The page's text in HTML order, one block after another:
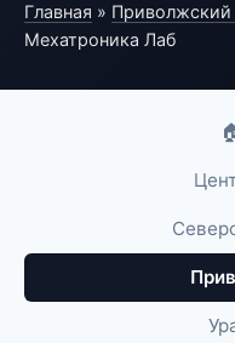
Главная » Приволжский
Мехатроника Лаб